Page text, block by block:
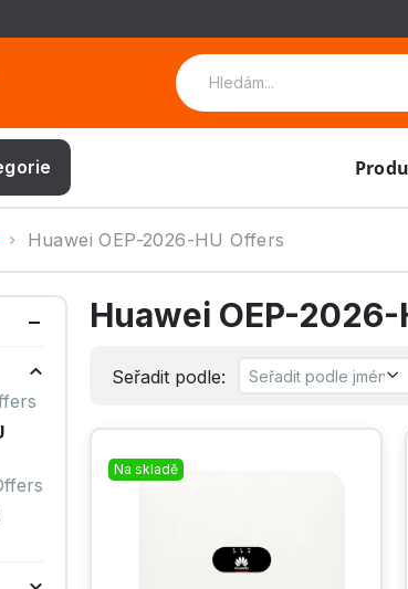
Huawei OEP-2026-HU Offers
Huawei OEP-
Seřadit podle:
Na skladě